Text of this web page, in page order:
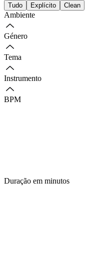
Tudo Explícito Clean
Ambiente
Género
Tema
Instrumento
BPM
Duração em minutos